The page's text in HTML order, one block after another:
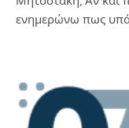
ενημερώνω πως